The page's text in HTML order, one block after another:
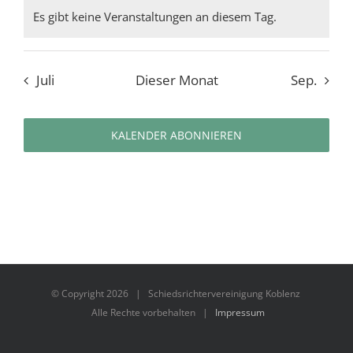
Hinweis
Es gibt keine Veranstaltungen an diesem Tag.
Juli Dieser Monat Sep.
KALENDER ABONNIEREN
© Copyright2026 | Schiedsrichtervereinigung Koblenz
Alle Rechte vorbehalten | Impressum